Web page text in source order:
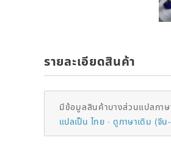
รายละเอียดสินค้า
มีข้อมูลสินค้าบางส่วนแปลภา
แปลเป็น ไทย
ดูภาษาเดิม (จีน